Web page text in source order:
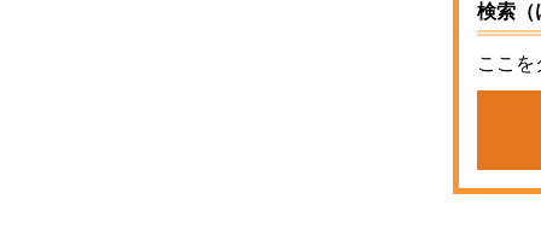
検索（
ここを